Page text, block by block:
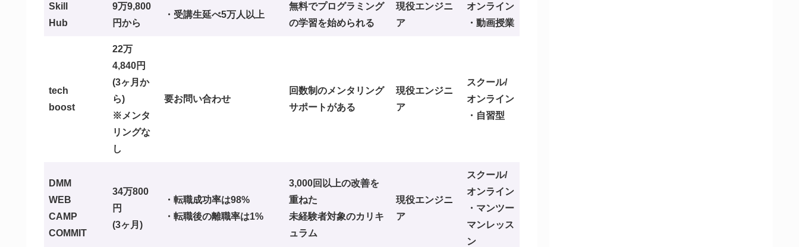
Skill
Hub
9万9,800
円から
・受講生延べ5万人以上
無料でプログラミング
の学習を始められる
現役エンジニ
ア
オンライン
・動画授業
tech
boost
22万
4,840円
(3ヶ月か
ら)
※メンタ
リングな
し
要お問い合わせ
回数制のメンタリング
サポートがある
現役エンジニ
ア
スクール/
オンライン
・自習型
DMM
WEB
CAMP
COMMIT
34万800
円
(3ヶ月)
・転職成功率は98%
・転職後の離職率は1%
3,000回以上の改善を
重ねた
未経験者対象のカリキ
ュラム
現役エンジニ
ア
スクール/
オンライン
・マンツー
マンレッス
ン